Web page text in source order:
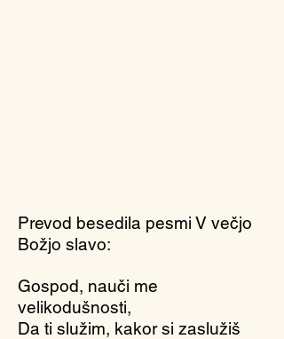
Prevod besedila pesmi V večjo
Božjo slavo:
Gospod, nauči me
velikodušnosti,
Da ti služim, kakor si zaslužiš